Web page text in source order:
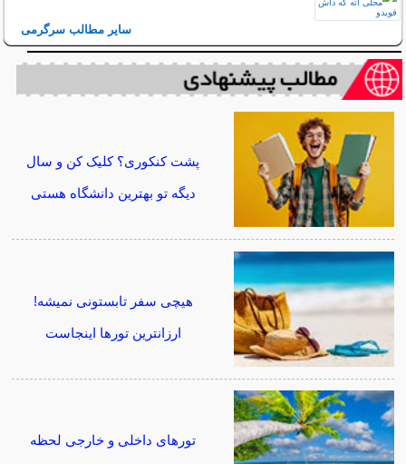
سایر مطالب سرگرمی
پشت کنکوری؟ کلیک کن و سال
دیگه تو بهترین دانشگاه هستی
هیچی سفر تابستونی نمیشه!
ارزانترین تورها اینجاست
تورهای داخلی و خارجی لحظه